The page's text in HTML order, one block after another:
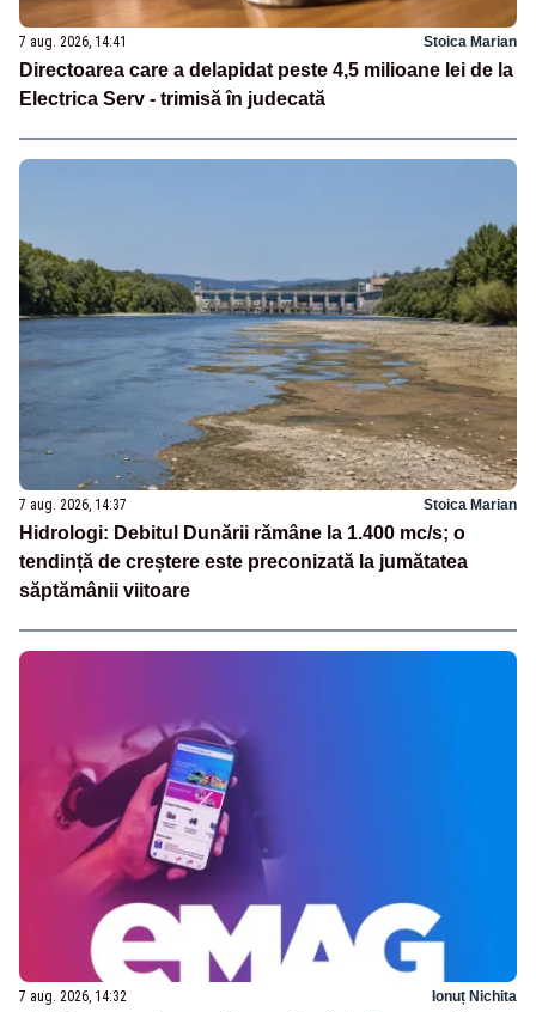
7 aug. 2026, 14:41 Stoica Marian
Directoarea care a delapidat peste 4,5 milioane lei de la
Electrica Serv - trimisă în judecată
7 aug. 2026, 14:37 Stoica Marian
Hidrologi: Debitul Dunării rămâne la 1.400 mc/s; o
tendință de creștere este preconizată la jumătatea
săptămânii viitoare
7 aug. 2026, 14:32 Ionuț Nichita